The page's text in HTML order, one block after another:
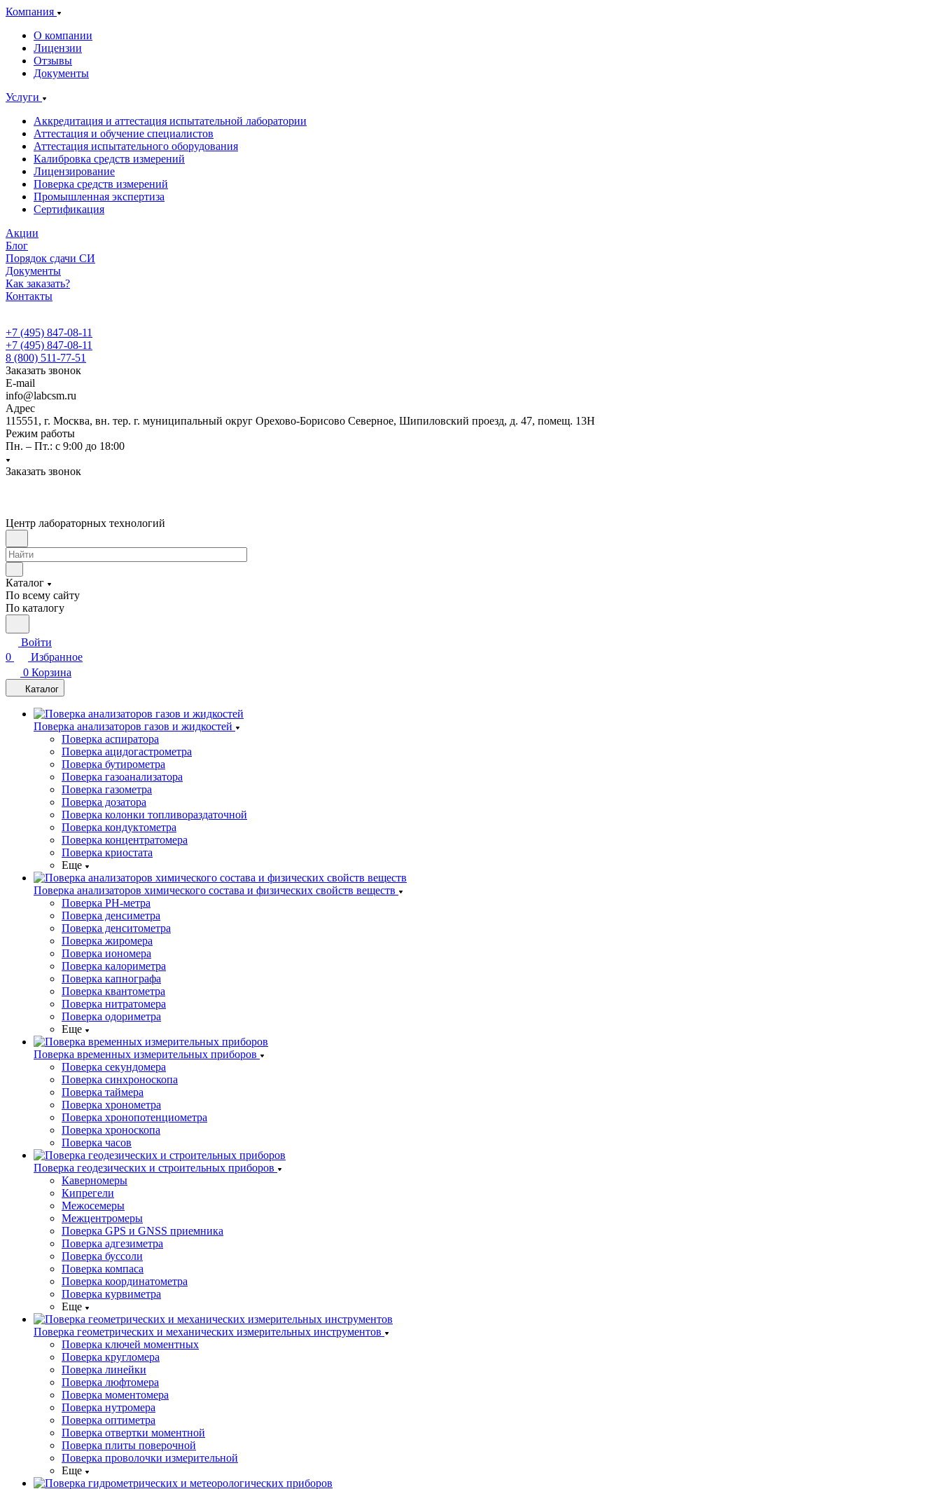
Компания
О компании
Лицензии
Отзывы
Документы
Услуги
Аккредитация и аттестация испытательной лаборатории
Аттестация и обучение специалистов
Аттестация испытательного оборудования
Калибровка средств измерений
Лицензирование
Поверка средств измерений
Промышленная экспертиза
Сертификация
Акции
Блог
Порядок сдачи СИ
Документы
Как заказать?
Контакты
+7 (495) 847-08-11
+7 (495) 847-08-11
8 (800) 511-77-51
Заказать звонок
E-mail
info@labcsm.ru
Адрес
115551, г. Москва, вн. тер. г. муниципальный округ Орехово-Борисово Северное, Шипиловский проезд, д. 47, помещ. 13Н
Режим работы
Пн. – Пт.: с 9:00 до 18:00
Заказать звонок
Центр лабораторных технологий
Каталог
По всему сайту
По каталогу
Войти
0
Избранное
0 Корзина
Каталог
Поверка анализаторов газов и жидкостей
Поверка аспиратора
Поверка ацидогастрометра
Поверка бутирометра
Поверка газоанализатора
Поверка газометра
Поверка дозатора
Поверка колонки топливораздаточной
Поверка кондуктометра
Поверка концентратомера
Поверка криостата
Еще
Поверка анализаторов химического состава и физических свойств веществ
Поверка PH-метра
Поверка денсиметра
Поверка денситометра
Поверка жиромера
Поверка иономера
Поверка калориметра
Поверка капнографа
Поверка квантометра
Поверка нитратомера
Поверка одориметра
Еще
Поверка временных измерительных приборов
Поверка секундомера
Поверка синхроноскопа
Поверка таймера
Поверка хронометра
Поверка хронопотенциометра
Поверка хроноскопа
Поверка часов
Поверка геодезических и строительных приборов
Каверномеры
Кипрегели
Межосемеры
Межцентромеры
Поверка GPS и GNSS приемника
Поверка адгезиметра
Поверка буссоли
Поверка компаса
Поверка координатометра
Поверка курвиметра
Еще
Поверка геометрических и механических измерительных инструментов
Поверка ключей моментных
Поверка кругломера
Поверка линейки
Поверка люфтомера
Поверка моментомера
Поверка нутромера
Поверка оптиметра
Поверка отвертки моментной
Поверка плиты поверочной
Поверка проволочки измерительной
Еще